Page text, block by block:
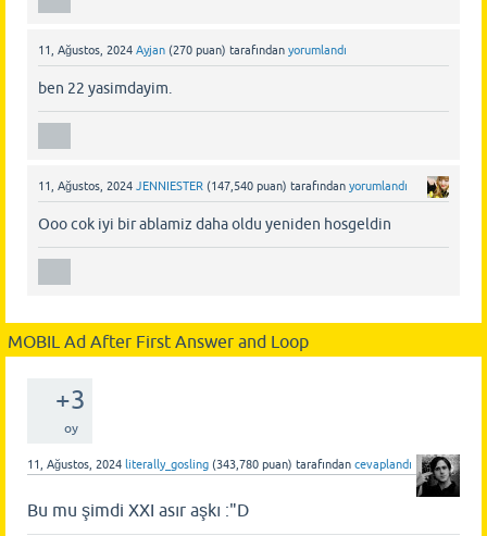
11, Ağustos, 2024 Ayjan (270 puan) tarafından yorumlandı
ben 22 yasimdayim.
11, Ağustos, 2024 JENNIESTER (147,540 puan) tarafından yorumlandı
Ooo cok iyi bir ablamiz daha oldu yeniden hosgeldin
MOBIL Ad After First Answer and Loop
+3
oy
11, Ağustos, 2024 literally_gosling (343,780 puan) tarafından cevaplandı
Bu mu şimdi XXI asır aşkı :"D